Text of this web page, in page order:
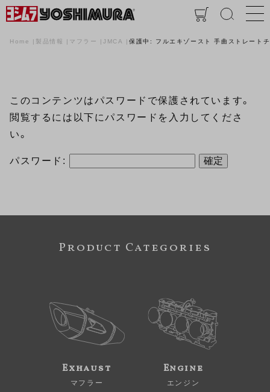
Home 製品情報 マフラー JMCA 保護中: フルエキゾースト 手曲ストレート
このコンテンツはパスワードで保護されています。
閲覧するには以下にパスワードを入力してくださ
い。
パスワード:
Product Categories
Exhaust
マフラー
Engine
エンジン